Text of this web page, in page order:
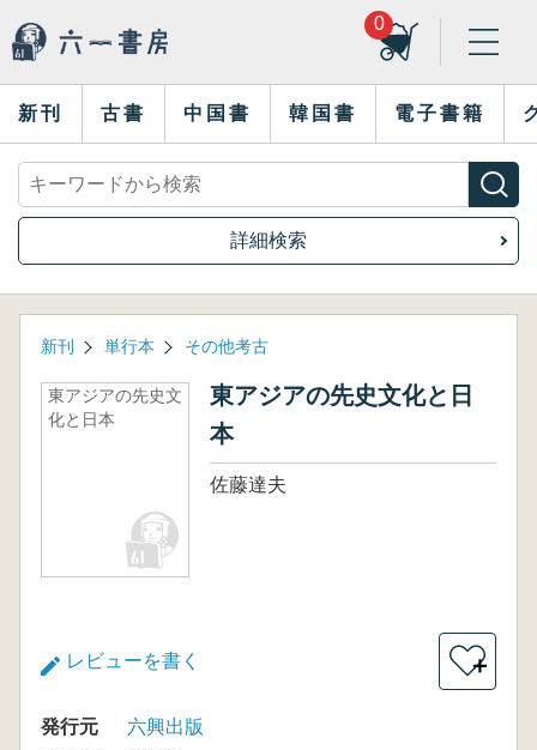
0
新刊 古書 中国書 韓国書 電子書籍
詳細検索
新刊 単行本 その他考古
東アジアの先史文
化と日本
東アジアの先史文化と日
本
佐藤達夫
レビューを書く ＋
発行元
六興出版